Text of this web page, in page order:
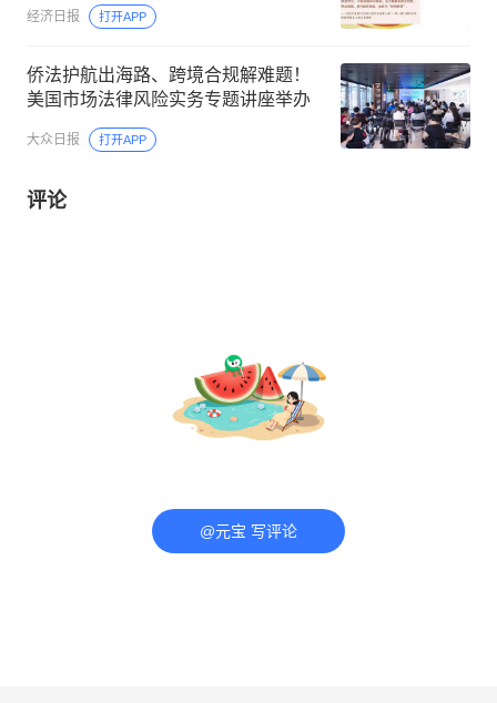
经济日报 打开APP
侨法护航出海路、跨境合规解难题！
美国市场法律风险实务专题讲座举办
大众日报 打开APP
评论
@元宝 写评论